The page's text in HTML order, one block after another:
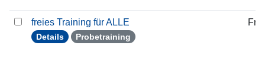
freies Training für ALLE
Details Probetraining